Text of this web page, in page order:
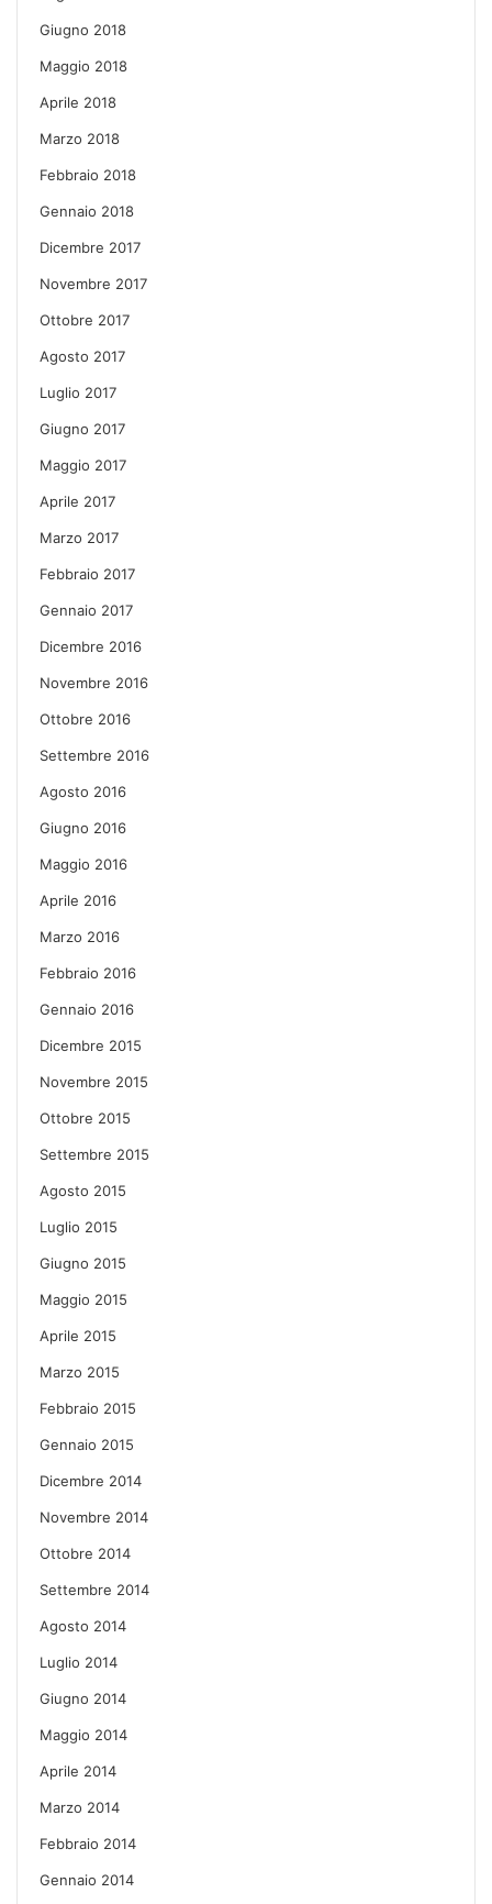
Giugno 2018
Maggio 2018
Aprile 2018
Marzo 2018
Febbraio 2018
Gennaio 2018
Dicembre 2017
Novembre 2017
Ottobre 2017
Agosto 2017
Luglio 2017
Giugno 2017
Maggio 2017
Aprile 2017
Marzo 2017
Febbraio 2017
Gennaio 2017
Dicembre 2016
Novembre 2016
Ottobre 2016
Settembre 2016
Agosto 2016
Giugno 2016
Maggio 2016
Aprile 2016
Marzo 2016
Febbraio 2016
Gennaio 2016
Dicembre 2015
Novembre 2015
Ottobre 2015
Settembre 2015
Agosto 2015
Luglio 2015
Giugno 2015
Maggio 2015
Aprile 2015
Marzo 2015
Febbraio 2015
Gennaio 2015
Dicembre 2014
Novembre 2014
Ottobre 2014
Settembre 2014
Agosto 2014
Luglio 2014
Giugno 2014
Maggio 2014
Aprile 2014
Marzo 2014
Febbraio 2014
Gennaio 2014